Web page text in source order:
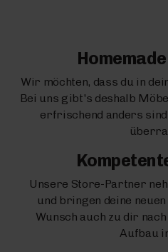
Wir möchten, dass du in
Bei uns gibt's deshalb
erfrischend anders
Unsere Store-Partner
und bringen deine
Wunsch auch zu dir
Aufbau